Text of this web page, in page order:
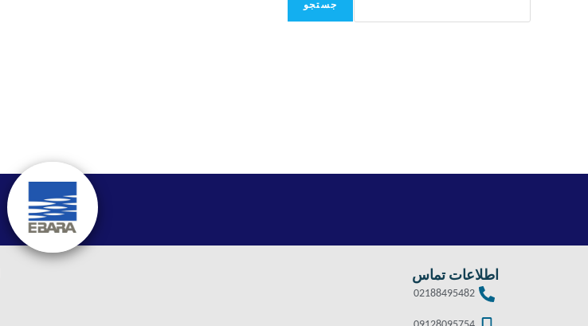
جستجو
اطلاعات تماس
02188495482